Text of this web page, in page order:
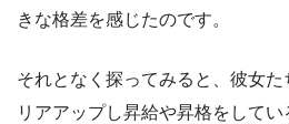
きな格差を感じたのです。
それとなく探ってみると、彼女
リアアップし昇給や昇格をしてい